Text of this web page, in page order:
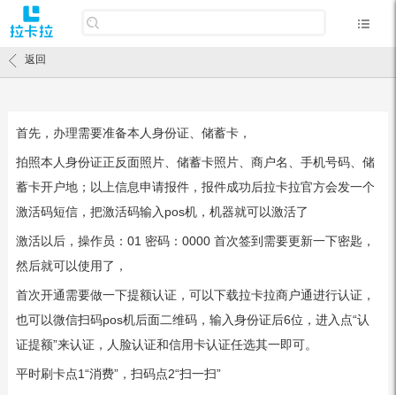
返回
首先，办理需要准备本人身份证、储蓄卡，
拍照本人身份证正反面照片、储蓄卡照片、商户名、手机号码、储
蓄卡开户地；以上信息申请报件，报件成功后拉卡拉官方会发一个
激活码短信，把激活码输入pos机，机器就可以激活了
激活以后，操作员：01 密码：0000 首次签到需要更新一下密匙，
然后就可以使用了，
首次开通需要做一下提额认证，可以下载拉卡拉商户通进行认证，
也可以微信扫码pos机后面二维码，输入身份证后6位，进入点“认
证提额”来认证，人脸认证和信用卡认证任选其一即可。
平时刷卡点1“消费”，扫码点2“扫一扫”